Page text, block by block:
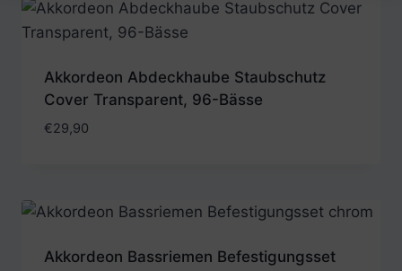
Akkordeon Abdeckhaube Staubschutz
Cover Transparent, 96-Bässe
€29,90
Akkordeon Bassriemen Befestigungsset